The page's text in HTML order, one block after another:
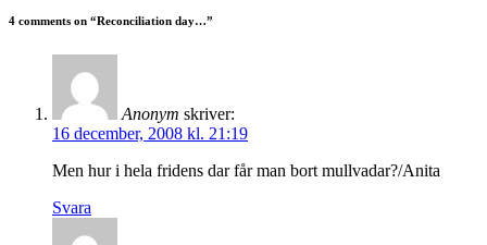
4 comments on “Reconciliation day…”
Anonym skriver:
16 december, 2008 kl. 21:19
Men hur i hela fridens dar får man bort mullvadar?/Anita
Svara